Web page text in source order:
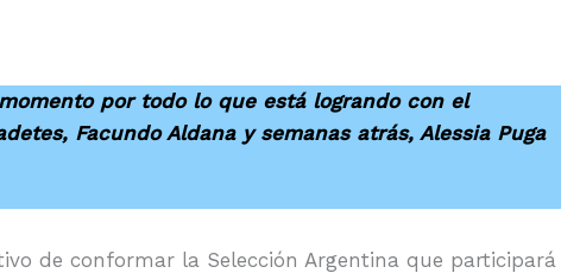
por todo lo que está logrando con el
Facundo Aldana y semanas atrás, Alessia Puga
de conformar la Selección Argentina que participará